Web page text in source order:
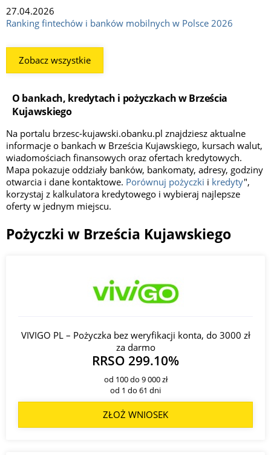
27.04.2026
Ranking fintechów i banków mobilnych w Polsce 2026
Zobacz wszystkie
O bankach, kredytach i pożyczkach w Brześcia
Kujawskiego
Na portalu brzesc-kujawski.obanku.pl znajdziesz aktualne
informacje o bankach w Brześcia Kujawskiego, kursach walut,
wiadomościach finansowych oraz ofertach kredytowych.
Mapa pokazuje oddziały banków, bankomaty, adresy, godziny
otwarcia i dane kontaktowe. Porównuj pożyczki i kredyty",
korzystaj z kalkulatora kredytowego i wybieraj najlepsze
oferty w jednym miejscu.
Pożyczki w Brześcia Kujawskiego
VIVIGO PL – Pożyczka bez weryfikacji konta, do 3000 zł
za darmo
RRSO 299.10%
od 100 do 9 000 zł
od 1 do 61 dni
ZŁOŻ WNIOSEK